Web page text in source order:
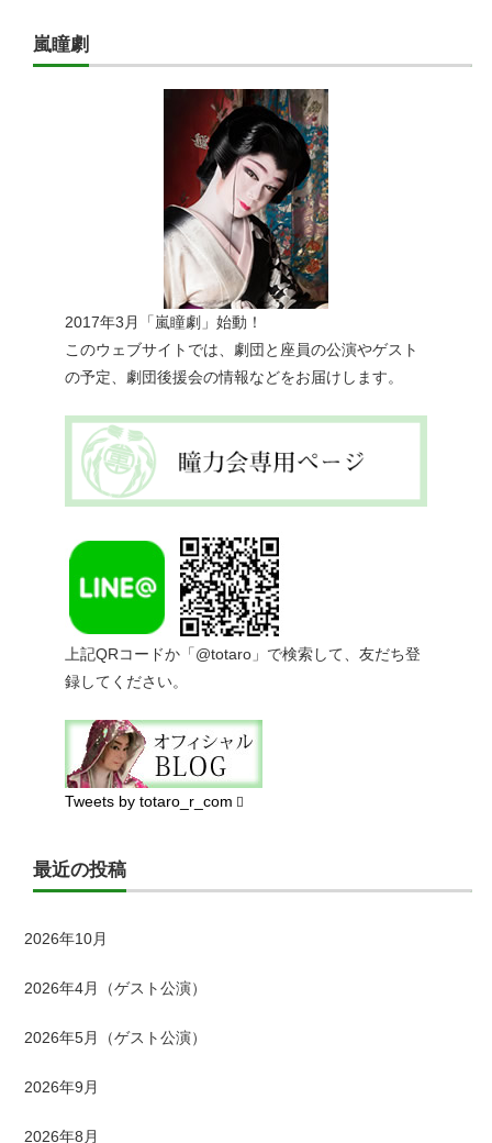
嵐瞳劇
2017年3月「嵐瞳劇」始動！
このウェブサイトでは、劇団と座員の公演やゲスト
の予定、劇団後援会の情報などをお届けします。
上記QRコードか「@totaro」で検索して、友だち登
録してください。
Tweets by totaro_r_com
最近の投稿
2026年10月
2026年4月（ゲスト公演）
2026年5月（ゲスト公演）
2026年9月
2026年8月